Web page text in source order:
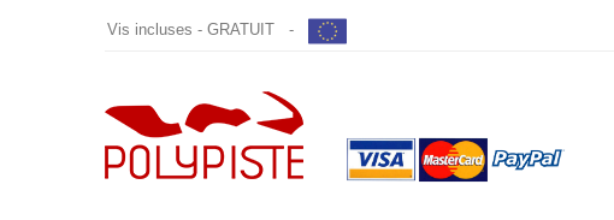
Vis incluses - GRATUIT -